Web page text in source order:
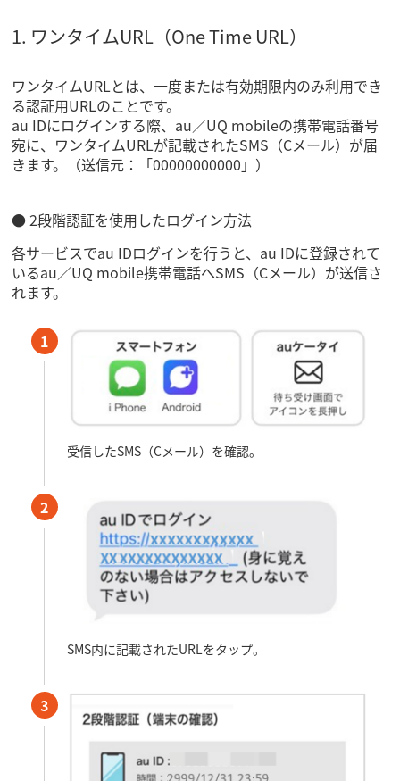
1. ワンタイムURL（One Time URL）
ワンタイムURLとは、一度または有効期限内のみ利用でき
る認証用URLのことです。
au IDにログインする際、au／UQ mobileの携帯電話番号
宛に、ワンタイムURLが記載されたSMS（Cメール）が届
きます。（送信元：「00000000000」）
● 2段階認証を使用したログイン方法
各サービスでau IDログインを行うと、au IDに登録されて
いるau／UQ mobile携帯電話へSMS（Cメール）が送信さ
れます。
1
受信したSMS（Cメール）を確認。
2
SMS内に記載されたURLをタップ。
3